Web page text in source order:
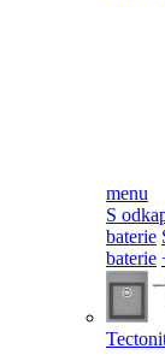
menu
S
baterie
baterie